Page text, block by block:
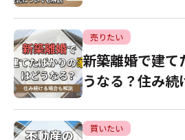
売りたい
新築離婚で建て
うなる？住み
買いたい